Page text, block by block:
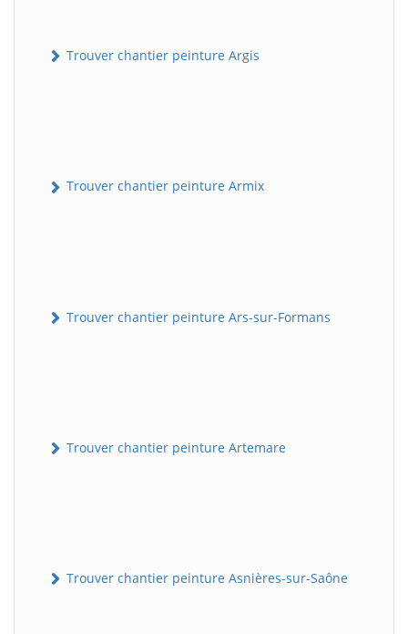
Trouver chantier peinture Argis
Trouver chantier peinture Armix
Trouver chantier peinture Ars-sur-Formans
Trouver chantier peinture Artemare
Trouver chantier peinture Asnières-sur-Saône